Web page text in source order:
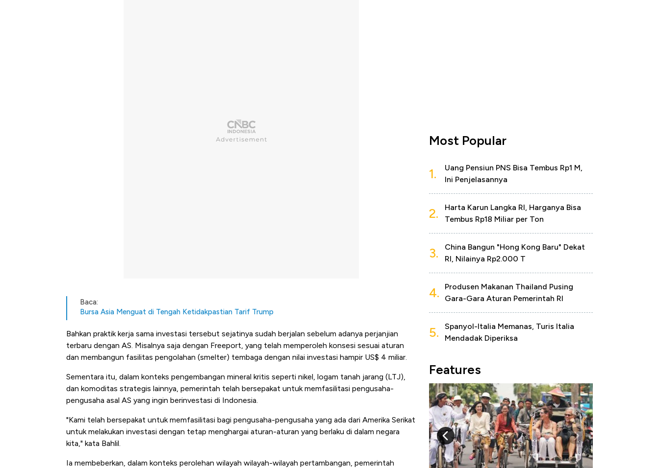
Baca:
Bursa Asia Menguat di Tengah Ketidakpastian Tarif Trump
Bahkan praktik kerja sama investasi tersebut sejatinya sudah berjalan sebelum adanya perjanjian
terbaru dengan AS. Misalnya saja dengan Freeport, yang telah memperoleh konsesi sesuai aturan
dan membangun fasilitas pengolahan (smelter) tembaga dengan nilai investasi hampir US$ 4 miliar.
Sementara itu, dalam konteks pengembangan mineral kritis seperti nikel, logam tanah jarang (LTJ),
dan komoditas strategis lainnya, pemerintah telah bersepakat untuk memfasilitasi pengusaha-
pengusaha asal AS yang ingin berinvestasi di Indonesia.
"Kami telah bersepakat untuk memfasilitasi bagi pengusaha-pengusaha yang ada dari Amerika Serikat
untuk melakukan investasi dengan tetap menghargai aturan-aturan yang berlaku di dalam negara
kita," kata Bahlil.
Ia membeberkan, dalam konteks perolehan wilayah wilayah-wilayah pertambangan, pemerintah
Most Popular
1.
Uang Pensiun PNS Bisa Tembus Rp1 M,
Ini Penjelasannya
2.
Harta Karun Langka RI, Harganya Bisa
Tembus Rp18 Miliar per Ton
3.
China Bangun "Hong Kong Baru" Dekat
RI, Nilainya Rp2.000 T
4.
Produsen Makanan Thailand Pusing
Gara-Gara Aturan Pemerintah RI
5.
Spanyol-Italia Memanas, Turis Italia
Mendadak Diperiksa
Features